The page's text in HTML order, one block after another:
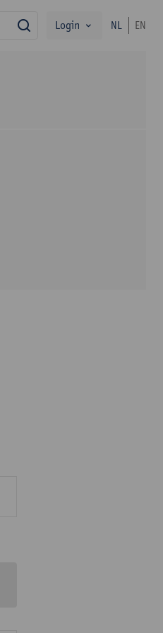
zoekLogin NL EN